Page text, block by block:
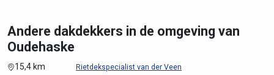
Andere dakdekkers in de omgeving van
Oudehaske
15,4 km Rietdekspecialist van der Veen